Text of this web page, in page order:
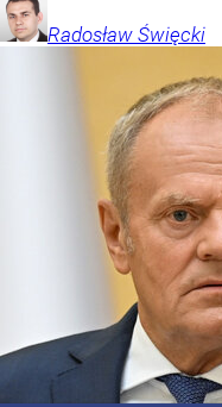
Radosław Święcki